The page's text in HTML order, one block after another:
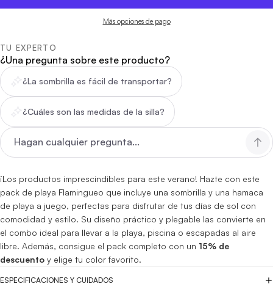
Más opciones de pago
TU EXPERTO
¿Una pregunta sobre este producto?
¿La sombrilla es fácil de transportar?
¿Cuáles son las medidas de la silla?
¡Los productos imprescindibles para este verano! Hazte con este
pack de playa Flamingueo que incluye una sombrilla y una hamaca
de playa a juego, perfectas para disfrutar de tus días de sol con
comodidad y estilo. Su diseño práctico y plegable las convierte en
el combo ideal para llevar a la playa, piscina o escapadas al aire
libre. Además, consigue el pack completo con un 15% de
descuento y elige tu color favorito.
ESPECIFICACIONES Y CUIDADOS